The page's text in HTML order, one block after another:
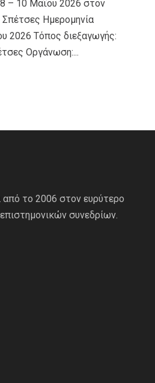
– 10 Μαΐου 2026 στον
Ημερομηνία
2026 Τόπος διεξαγωγής:
Οργάνωση:...
από το 2006 στον ευρύτερο
συνεδρίων.